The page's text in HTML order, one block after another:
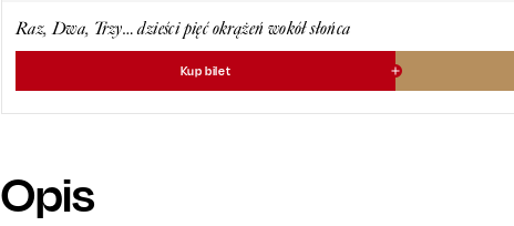
Raz, Dwa, Trzy… dzieści pięć okrążeń wokół słońca
Kup bilet
Opis